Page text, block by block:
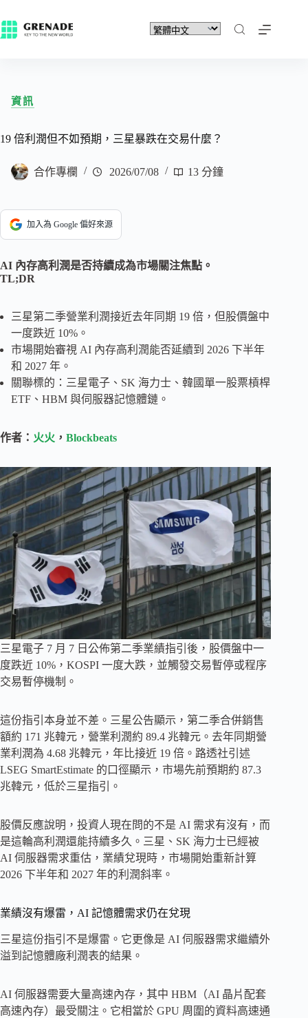
資訊
19 倍利潤但不如預期，三星暴跌在交易什麼？
合作專欄 2026/07/08 13 分鐘
加入為 Google 偏好來源
AI 內存高利潤是否持續成為市場關注焦點。
TL;DR
三星第二季營業利潤接近去年同期 19 倍，但股價盤中
一度跌近 10%。
市場開始審視 AI 內存高利潤能否延續到 2026 下半年
和 2027 年。
關聯標的：三星電子、SK 海力士、韓國單一股票槓桿
ETF、HBM 與伺服器記憶體鏈。
作者： 火火 ， Blockbeats
三星電子 7 月 7 日公佈第二季業績指引後，股價盤中一
度跌近 10%，KOSPI 一度大跌，並觸發交易暫停或程序
交易暫停機制。
這份指引本身並不差。三星公告顯示，第二季合併銷售
額約 171 兆韓元，營業利潤約 89.4 兆韓元。去年同期營
業利潤為 4.68 兆韓元，年比接近 19 倍。路透社引述
LSEG SmartEstimate 的口徑顯示，市場先前預期約 87.3
兆韓元，低於三星指引。
股價反應說明，投資人現在問的不是 AI 需求有沒有，而
是這輪高利潤還能持續多久。三星、SK 海力士已經被
AI 伺服器需求重估，業績兌現時，市場開始重新計算
2026 下半年和 2027 年的利潤斜率。
業績沒有爆雷，AI 記憶體需求仍在兌現
三星這份指引不是爆雷。它更像是 AI 伺服器需求繼續外
溢到記憶體廠利潤表的結果。
AI 伺服器需要大量高速內存，其中 HBM（AI 晶片配套
高速內存）最受關注。它相當於 GPU 周圍的資料高速通